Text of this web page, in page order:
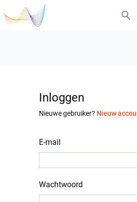
Inloggen
Nieuwe gebruiker? Nieuw
E-mail
Wachtwoord